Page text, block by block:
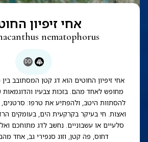
אחי זיפיון
nematophorus
DD
אחי זיפיון החוטים הוא דג קטן המסתובב
מחופש לאחד מהם. בזכות צבעיו והדוגמאות
להסתוות היטב, ולהפתיע את טרפו: סרטנים,
ואצות. חי בעיקר בקרקעית הים, בעומקים
סלעיים או עשבוניים. נחשב לדג מתוחכם
דחוס, פה קטן, וזוג סנפירי גב, אחד